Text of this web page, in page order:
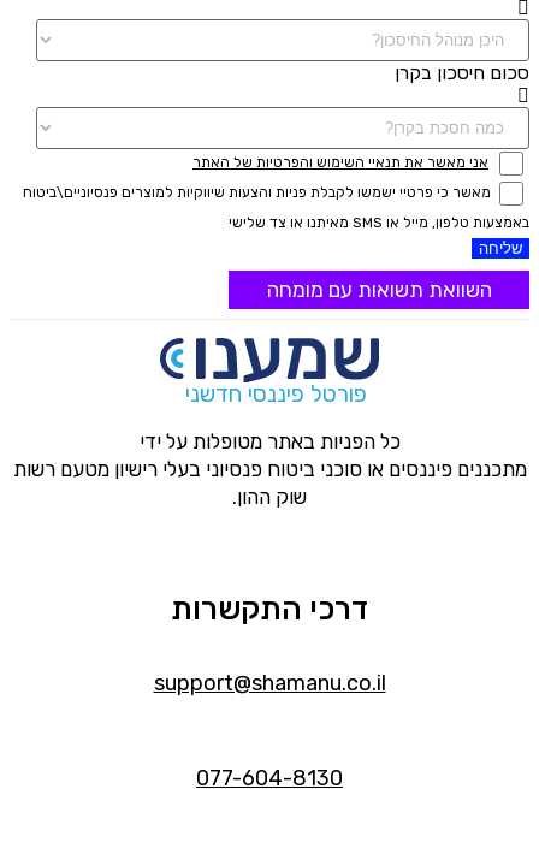
סכום חיסכון בקרן
אני מאשר את תנאיי השימוש והפרטיות של האתר
מאשר כי פרטיי ישמשו לקבלת פניות והצעות שיווקיות למוצרים פנסיוניים\ביטוח
באמצעות טלפון, מייל או SMS מאיתנו או צד שלישי
שליחה
השוואת תשואות עם מומחה
פורטל פיננסי חדשני
כל הפניות באתר מטופלות על ידי
מתכננים פיננסים או סוכני ביטוח פנסיוני בעלי רישיון מטעם רשות
שוק ההון.
דרכי התקשרות
support@shamanu.co.il
077-604-8130